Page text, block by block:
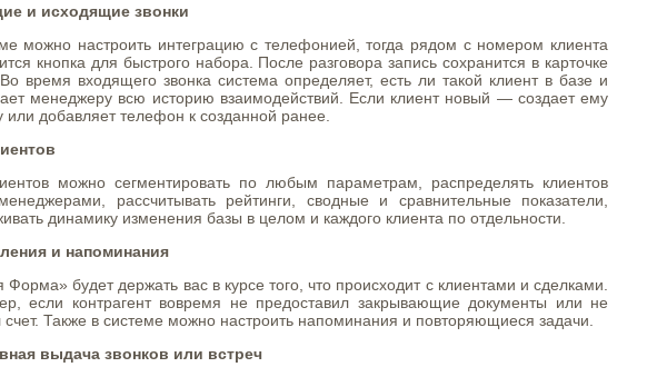
и исходящие звонки
можно настроить интеграцию с телефонией, тогда рядом с номером клиента
кнопка для быстрого набора. После разговора запись сохранится в карточке
время входящего звонка система определяет, есть ли такой клиент в базе и
менеджеру всю историю взаимодействий. Если клиент новый — создает ему
или добавляет телефон к созданной ранее.
можно сегментировать по любым параметрам, распределять клиентов
рассчитывать рейтинги, сводные и сравнительные показатели,
динамику изменения базы в целом и каждого клиента по отдельности.
и напоминания
Форма» будет держать вас в курсе того, что происходит c клиентами и сделками.
если контрагент вовремя не предоставил закрывающие документы или не
счет. Также в системе можно настроить напоминания и повторяющиеся задачи.
выдача звонков или встреч